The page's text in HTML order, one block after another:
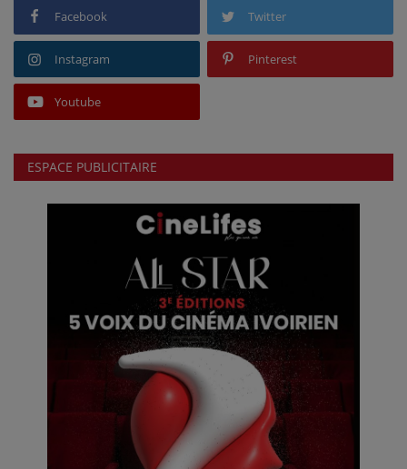
Facebook Twitter
Instagram Pinterest
Youtube
ESPACE PUBLICITAIRE